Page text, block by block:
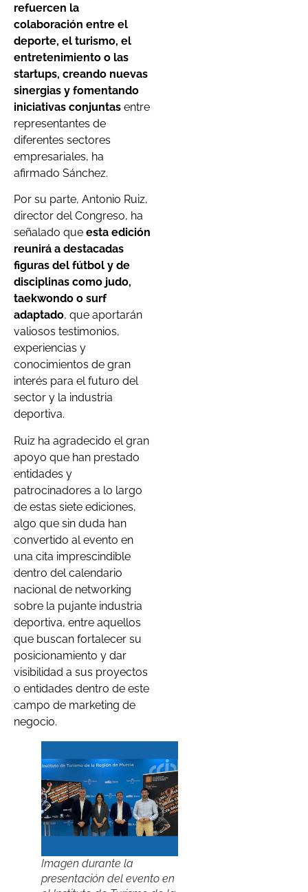
refuercen la
colaboración entre el
deporte, el turismo, el
entretenimiento o las
startups, creando nuevas
sinergias y fomentando
iniciativas conjuntas entre
representantes de
diferentes sectores
empresariales, ha
afirmado Sánchez.
Por su parte, Antonio Ruiz,
director del Congreso, ha
señalado que esta edición
reunirá a destacadas
figuras del fútbol y de
disciplinas como judo,
taekwondo o surf
adaptado, que aportarán
valiosos testimonios,
experiencias y
conocimientos de gran
interés para el futuro del
sector y la industria
deportiva.
Ruiz ha agradecido el gran
apoyo que han prestado
entidades y
patrocinadores a lo largo
de estas siete ediciones,
algo que sin duda han
convertido al evento en
una cita imprescindible
dentro del calendario
nacional de networking
sobre la pujante industria
deportiva, entre aquellos
que buscan fortalecer su
posicionamiento y dar
visibilidad a sus proyectos
o entidades dentro de este
campo de marketing de
negocio.
Imagen durante la
presentación del evento en